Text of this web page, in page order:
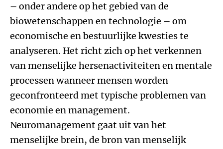
– onder andere op het gebied van de
biowetenschappen en technologie – om
economische en bestuurlijke kwesties te
analyseren. Het richt zich op het verkennen
van menselijke hersenactiviteiten en mentale
processen wanneer mensen worden
geconfronteerd met typische problemen van
economie en management.
Neuromanagement gaat uit van het
menselijke brein, de bron van menselijk